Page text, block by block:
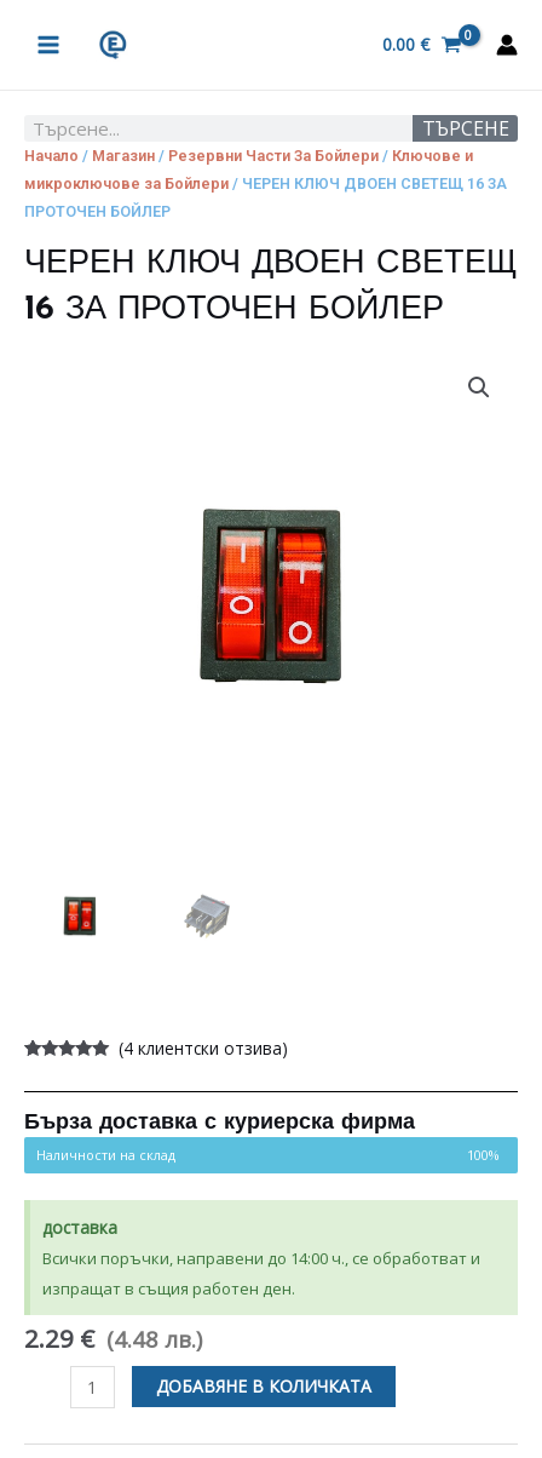
MENU
0.00 €
Search ТЪРСЕНЕ
Начало / Магазин / Резервни Части За Бойлери / Ключове и
микроключове за Бойлери / ЧЕРЕН КЛЮЧ ДВОЕН СВЕТЕЩ 16 ЗА
ПРОТОЧЕН БОЙЛЕР
ЧЕРЕН КЛЮЧ ДВОЕН СВЕТЕЩ
16 ЗА ПРОТОЧЕН БОЙЛЕР
5.00от 5,
потребителски
оценки
(4клиентски отзива)
Бърза доставка с куриерска фирма
Наличности на склад 100%
доставка
Всички поръчки, направени до 14:00 ч., се обработват и
изпращат в същия работен ден.
2.29 € (4.48 лв.)
количество
ЧЕРЕН
ДОБАВЯНЕ В КОЛИЧКАТА